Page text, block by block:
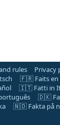
rules Privacy
🇫🇷 Faits en
🇮🇹 Fatti in
🇩🇰
🇳🇴 Fakta på